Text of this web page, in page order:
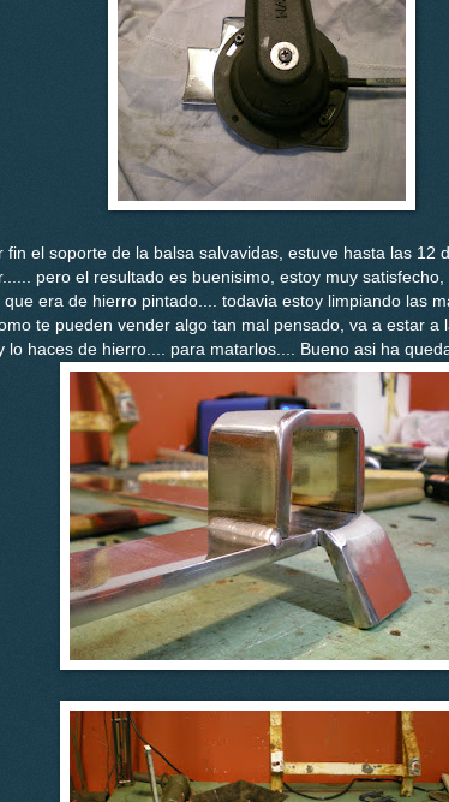
fin el soporte de la balsa salvavidas, estuve hasta las 12
pero el resultado es buenisimo, estoy muy
era de hierro pintado.... todavia estoy limpiando las
te pueden vender algo tan mal pensado, va a estar a
lo haces de hierro.... para matarlos.... Bueno asi ha